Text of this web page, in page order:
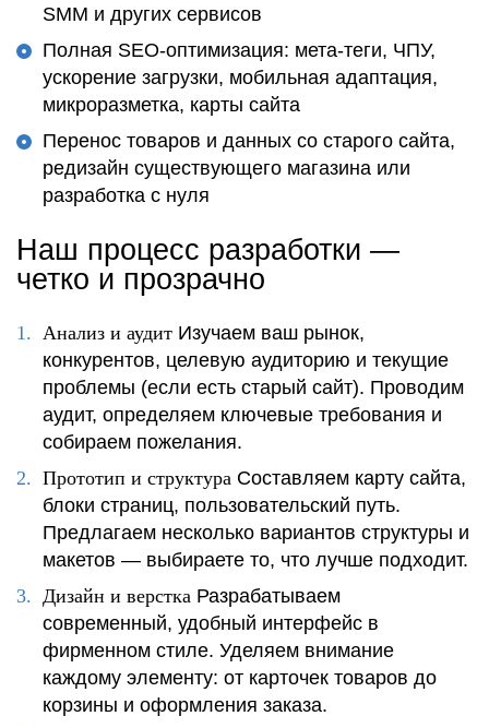
SMM и других сервисов
Полная SEO-оптимизация: мета-теги, ЧПУ,
ускорение загрузки, мобильная адаптация,
микроразметка, карты сайта
Перенос товаров и данных со старого сайта,
редизайн существующего магазина или
разработка с нуля
Наш процесс разработки —
четко и прозрачно
Анализ и аудит Изучаем ваш рынок,
конкурентов, целевую аудиторию и текущие
проблемы (если есть старый сайт). Проводим
аудит, определяем ключевые требования и
собираем пожелания.
Прототип и структура Составляем карту сайта,
блоки страниц, пользовательский путь.
Предлагаем несколько вариантов структуры и
макетов — выбираете то, что лучше подходит.
Дизайн и верстка Разрабатываем
современный, удобный интерфейс в
фирменном стиле. Уделяем внимание
каждому элементу: от карточек товаров до
корзины и оформления заказа.